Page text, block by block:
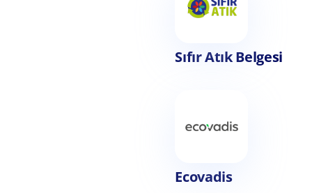
Sıfır Atık Belgesi
Ecovadis